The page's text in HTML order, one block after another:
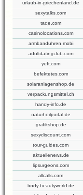
urlaub-in-griechenland.de
sexytalks.com
taqe.com
casinolocations.com
armbanduhren.mobi
adultdatingclub.com
yeft.com
befektetes.com
solaranlagenshop.de
verpackungsmittel.ch
handy-info.de
naturheilportal.de
grafikshop.de
sexydiscount.com
tour-guides.com
aktuellenews.de
lipsurgeons.com
allcalls.com
body-beautyworld.de